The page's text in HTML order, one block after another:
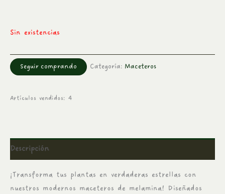
Sin existencias
Seguir comprando Categoría: Maceteros
Artículos vendidos: 4
Descripción
¡Transforma tus plantas en verdaderas estrellas con
nuestros modernos maceteros de melamina! Diseñados